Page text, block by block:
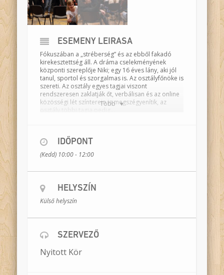
Több
ESEMÉNY LEÍRÁSA
Fókuszában a „stréberség” és az ebből fakadó
kirekesztettség áll. A dráma cselekményének
központi szereplője Niki; egy 16 éves lány, aki jól
tanul, sportol és szorgalmas is. Az osztályfőnöke is
szereti. Az osztály egyes tagjai viszont
rendszeresen zaklatják őt, verbálisan és az online
közösségi lét színterein is megszégyenítik, az
foglalja magába központi kérdésünket: van-e
felelőssége azoknak, akik a konfliktushelyzeten
kívül állnak mint szemlélők? Meddig maradhatnak
és ha igen, a zaklatás ellen hat, vagy épp
ellenkezőleg, megerősíti azt?
Színész-drámatanárok:
Meszlényi-Bodnár Zoltán, Udvari-Kardos Tímea
Időtartam:120 perc
Bemutató dátuma:
IDŐPONT
(Kedd) 10:00 - 12:00
HELYSZÍN
Külső helyszín
SZERVEZŐ
Nyitott Kör